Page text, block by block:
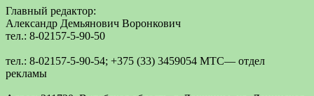
Главный редактор:
Александр Демьянович Воронкович
тел.: 8-02157-5-90-50
тел.: 8-02157-5-90-54; +375 (33) 3459054 МТС— отдел
рекламы